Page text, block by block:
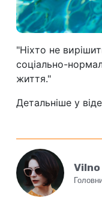
"Ніхто не
соціально-
життя."
Детальніше у
Vilno